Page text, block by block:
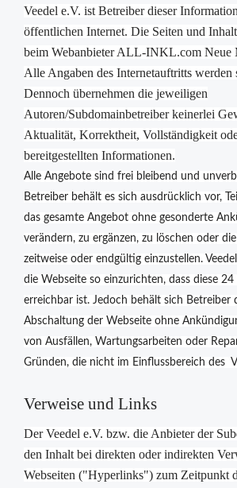
Veedel e.V. ist Betreiber dieser
öffentlichen Internet. Die Seiten und
beim Webanbieter ALL-INKL.com Neue
Alle Angaben des Internetauftritts werden
Dennoch übernehmen die jeweiligen
Autoren/Subdomainbetreiber keinerlei
Aktualität, Korrektheit, Vollständigkeit
bereitgestellten Informationen.
Alle Angebote sind frei bleibend und
Betreiber behält es sich ausdrücklich vor,
das gesamte Angebot ohne gesonderte
verändern, zu ergänzen, zu löschen oder
zeitweise oder endgültig einzustellen.
die Webseite so einzurichten, dass diese 24
erreichbar ist. Jedoch behält sich Betreiber
Abschaltung der Webseite ohne
von Ausfällen, Wartungsarbeiten oder
Gründen, die nicht im Einflussbereich des
Verweise und Links
Der Veedel e.V. bzw. die Anbieter der
den Inhalt bei direkten oder indirekten
Webseiten ("Hyperlinks") zum Zeitpunkt